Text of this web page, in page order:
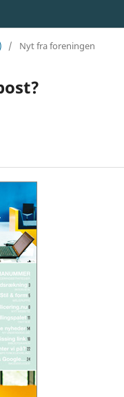
/ Nyt fra foreningen